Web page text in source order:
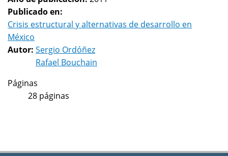
Publicado en:
Crisis estructural y alternativas de desarrollo en
México
Autor: Sergio Ordóñez
Rafael Bouchain
Páginas
28 páginas